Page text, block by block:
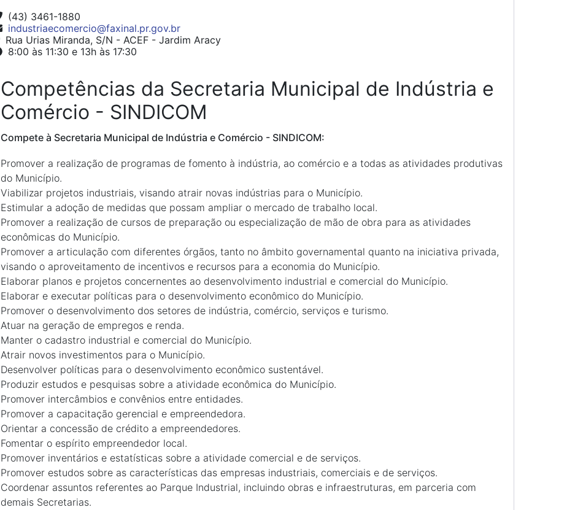
(43) 3461-1880
industriaecomercio@faxinal.pr.gov.br
Rua Urias Miranda, S/N - ACEF - Jardim Aracy
8:00 às 11:30 e 13h às 17:30
Competências da Secretaria Municipal de Indústria e
Comércio - SINDICOM
Compete à Secretaria Municipal de Indústria e Comércio - SINDICOM:
Promover a realização de programas de fomento à indústria, ao comércio e a todas as atividades produtivas
do Município.
Viabilizar projetos industriais, visando atrair novas indústrias para o Município.
Estimular a adoção de medidas que possam ampliar o mercado de trabalho local.
Promover a realização de cursos de preparação ou especialização de mão de obra para as atividades
econômicas do Município.
Promover a articulação com diferentes órgãos, tanto no âmbito governamental quanto na iniciativa privada,
visando o aproveitamento de incentivos e recursos para a economia do Município.
Elaborar planos e projetos concernentes ao desenvolvimento industrial e comercial do Município.
Elaborar e executar políticas para o desenvolvimento econômico do Município.
Promover o desenvolvimento dos setores de indústria, comércio, serviços e turismo.
Atuar na geração de empregos e renda.
Manter o cadastro industrial e comercial do Município.
Atrair novos investimentos para o Município.
Desenvolver políticas para o desenvolvimento econômico sustentável.
Produzir estudos e pesquisas sobre a atividade econômica do Município.
Promover intercâmbios e convênios entre entidades.
Promover a capacitação gerencial e empreendedora.
Orientar a concessão de crédito a empreendedores.
Fomentar o espírito empreendedor local.
Promover inventários e estatísticas sobre a atividade comercial e de serviços.
Promover estudos sobre as características das empresas industriais, comerciais e de serviços.
Coordenar assuntos referentes ao Parque Industrial, incluindo obras e infraestruturas, em parceria com
demais Secretarias.